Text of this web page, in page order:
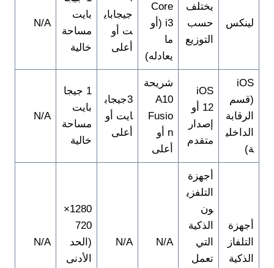
لينكس
يختلف
حسب
التوزيع
Core
i3 (أو
ما
يعادله)
جيجاباي
ت أو
أعلى
بايت
مساحة
خالية
N/A
iOS
(قسم
الرقابة
الداخلي
ة)
iOS
12 أو
إصدار
متقدم
شريحة
A10
Fusio
n أو
أعلى
3جيجاب
ايت أو
أعلى
1 جيجا
بايت
مساحة
خالية
N/A
أجهزة
التلفاز
الذكية
أجهزة
التلفزي
ون
الذكية
التي
تعمل
N/A
N/A
1280×
720
(الحد
الأدنى
N/A